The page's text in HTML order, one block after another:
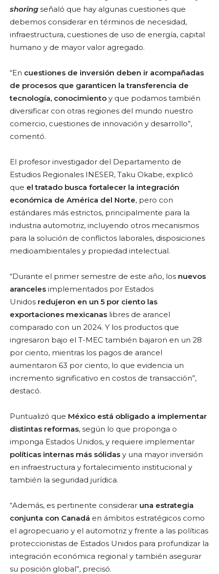
shoring señaló que hay algunas cuestiones que
debemos considerar en términos de necesidad,
infraestructura, cuestiones de uso de energía, capital
humano y de mayor valor agregado.
“En cuestiones de inversión deben ir acompañadas
de procesos que garanticen la transferencia de
tecnología, conocimiento y que podamos también
diversificar con otras regiones del mundo nuestro
comercio, cuestiones de innovación y desarrollo”,
comentó.
El profesor investigador del Departamento de
Estudios Regionales INESER, Taku Okabe, explicó
que el tratado busca fortalecer la integración
económica de América del Norte, pero con
estándares más estrictos, principalmente para la
industria automotriz, incluyendo otros mecanismos
para la solución de conflictos laborales, disposiciones
medioambientales y propiedad intelectual.
“Durante el primer semestre de este año, los nuevos
aranceles implementados por Estados
Unidos redujeron en un 5 por ciento las
exportaciones mexicanas libres de arancel
comparado con un 2024. Y los productos que
ingresaron bajo el T-MEC también bajaron en un 28
por ciento, mientras los pagos de arancel
aumentaron 63 por ciento, lo que evidencia un
incremento significativo en costos de transacción”,
destacó.
Puntualizó que México está obligado a implementar
distintas reformas, según lo que proponga o
imponga Estados Unidos, y requiere implementar
políticas internas más sólidas y una mayor inversión
en infraestructura y fortalecimiento institucional y
también la seguridad jurídica.
“Además, es pertinente considerar una estrategia
conjunta con Canadá en ámbitos estratégicos como
el agropecuario y el automotriz y frente a las políticas
proteccionistas de Estados Unidos para profundizar la
integración económica regional y también asegurar
su posición global”, precisó.